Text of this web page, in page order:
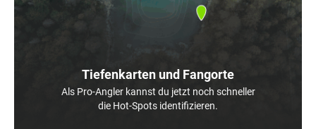
Tiefenkarten und Fangorte
Als Pro-Angler kannst du jetzt noch schneller
die Hot-Spots identifizieren.